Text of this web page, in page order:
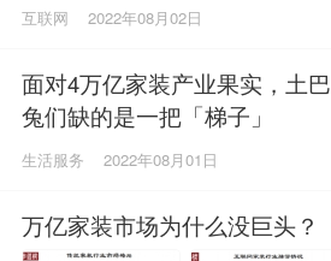
互联网 2022年08月02日
面对4万亿家装产业果实，土巴
兔们缺的是一把「梯子」
生活服务 2022年08月01日
万亿家装市场为什么没巨头？